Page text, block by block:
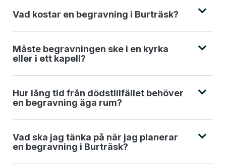
Vad kostar en begravning i Burträsk?
Måste begravningen ske i en kyrka
eller i ett kapell?
Hur lång tid från dödstillfället behöver
en begravning äga rum?
Vad ska jag tänka på när jag planerar
en begravning i Burträsk?